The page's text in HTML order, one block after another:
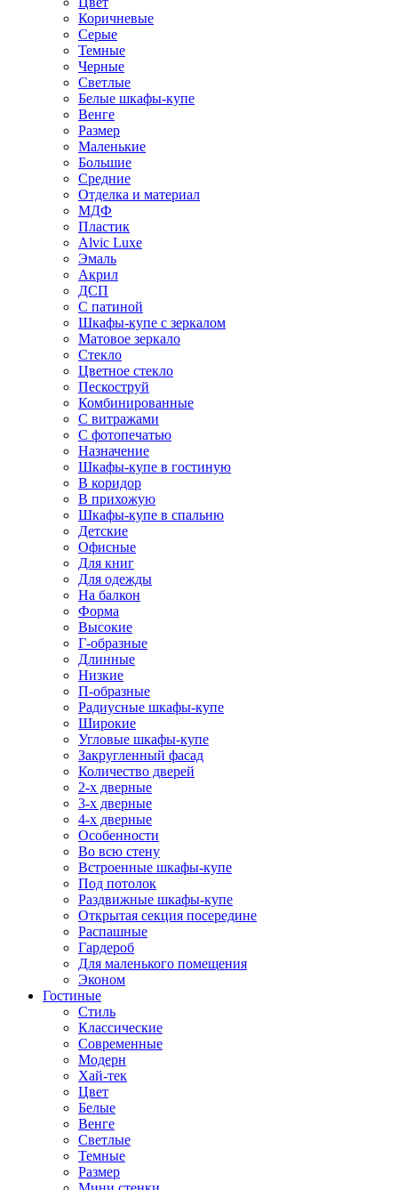
Коричневые
Серые
Темные
Черные
Светлые
Белые шкафы-купе
Венге
Размер
Маленькие
Большие
Средние
Отделка и материал
МДФ
Пластик
Alvic Luxe
Эмаль
Акрил
ДСП
С патиной
Шкафы-купе с зеркалом
Матовое зеркало
Стекло
Цветное стекло
Пескоструй
Комбинированные
С витражами
С фотопечатью
Назначение
Шкафы-купе в гостиную
В коридор
В прихожую
Шкафы-купе в спальню
Детские
Офисные
Для книг
Для одежды
На балкон
Форма
Высокие
Г-образные
Длинные
Низкие
П-образные
Радиусные шкафы-купе
Широкие
Угловые шкафы-купе
Закругленный фасад
Количество дверей
2-х дверные
3-х дверные
4-х дверные
Особенности
Во всю стену
Встроенные шкафы-купе
Под потолок
Раздвижные шкафы-купе
Открытая секция посередине
Распашные
Гардероб
Для маленького помещения
Эконом
Гостиные
Стиль
Классические
Современные
Модерн
Хай-тек
Цвет
Белые
Венге
Светлые
Темные
Размер